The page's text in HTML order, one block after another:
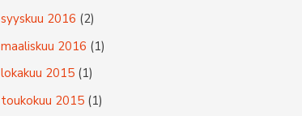
syyskuu 2016 (2)
maaliskuu 2016 (1)
lokakuu 2015 (1)
toukokuu 2015 (1)